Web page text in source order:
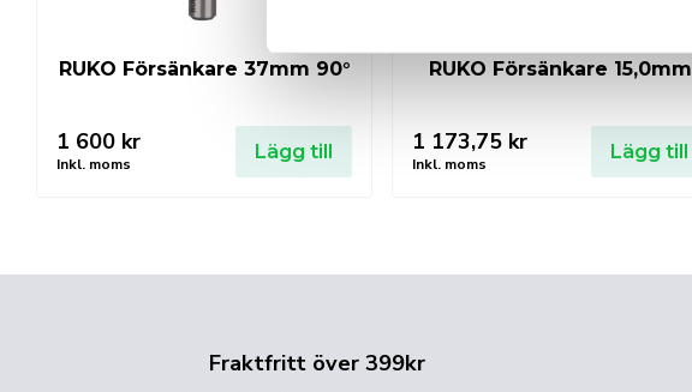
RUKO Försänkare 37mm 90°
1 600 kr
Inkl. moms
Lägg till
RUKO Försänkare 15,0mm
1 173,75 kr
Inkl. moms
Lägg till
Fraktfritt över 399kr